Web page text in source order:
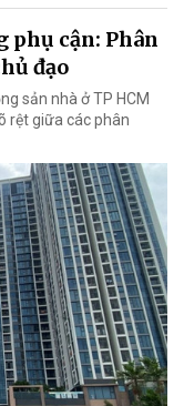
phụ cận: Phân
đạo
sản nhà ở TP HCM
rệt giữa các phân